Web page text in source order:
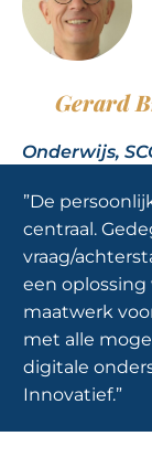
Gerard
Onderwijs,
”De
centraal.
vraag/
een oplossing
maatwerk
met alle
digitale
Innovatief.”